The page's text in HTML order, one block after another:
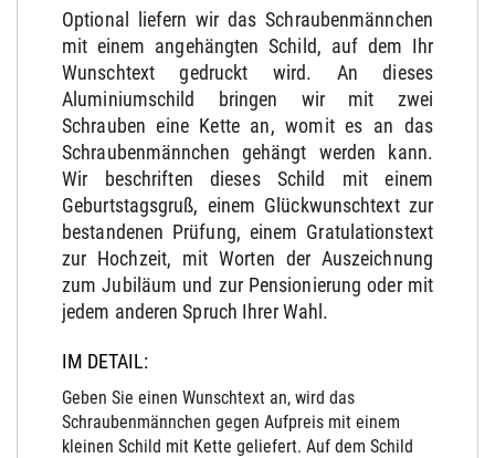
Optional liefern wir das Schraubenmännchen
mit einem angehängten Schild, auf dem Ihr
Wunschtext gedruckt wird. An dieses
Aluminiumschild bringen wir mit zwei
Schrauben eine Kette an, womit es an das
Schraubenmännchen gehängt werden kann.
Wir beschriften dieses Schild mit einem
Geburtstagsgruß, einem Glückwunschtext zur
bestandenen Prüfung, einem Gratulationstext
zur Hochzeit, mit Worten der Auszeichnung
zum Jubiläum und zur Pensionierung oder mit
jedem anderen Spruch Ihrer Wahl.
IM DETAIL:
Geben Sie einen Wunschtext an, wird das
Schraubenmännchen gegen Aufpreis mit einem
kleinen Schild mit Kette geliefert. Auf dem Schild